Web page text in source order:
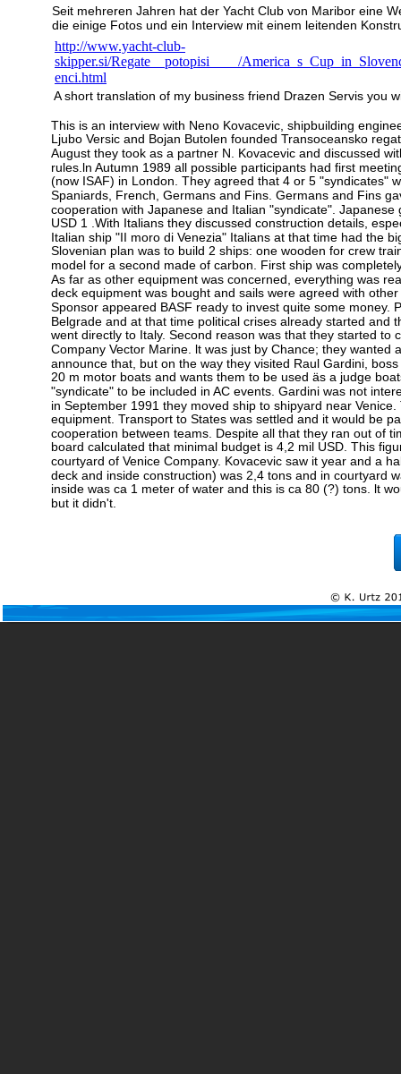
A short translation of my business friend Drazen Servis you
This is an interview with Neno Kovacevic, shipbuilding
Ljubo Versic and Bojan Butolen founded Transoceansko
August they took as a partner N. Kovacevic and discussed
rules.ln Autumn 1989 all possible participants had first
(now ISAF) in London. They agreed that 4 or 5 "syndicates"
Spaniards, French, Germans and Fins. Germans and Fins
cooperation with Japanese and Italian "syndicate".
USD 1 .With Italians they discussed construction details,
Italian ship "II moro di Venezia" Italians at that time had the
Slovenian plan was to build 2 ships: one wooden for crew
model for a second made of carbon. First ship was
As far as other equipment was concerned, everything was
deck equipment was bought and sails were agreed with
Sponsor appeared BASF ready to invest quite some money.
Belgrade and at that time political crises already started
went directly to Italy. Second reason was that they started to
Company Vector Marine. lt was just by Chance; they
announce that, but on the way they visited Raul Gardini,
20 m motor boats and wants them to be used äs a judge
"syndicate" to be included in AC events. Gardini was not
in September 1991 they moved ship to shipyard near
equipment. Transport to States was settled and it would be
cooperation between teams. Despite all that they ran out of
board calculated that minimal budget is 4,2 mil USD. This
courtyard of Venice Company. Kovacevic saw it year and a
deck and inside construction) was 2,4 tons and in courtyard
inside was ca 1 meter of water and this is ca 80 (?) tons. lt
but it didn't.
http://www.yacht-club-
skipper.si/Regate__potopisi____/
enci.html
Seit mehreren Jahren hat der Yacht Club von Maribor eine
die einige Fotos und ein Interview mit einem leitenden